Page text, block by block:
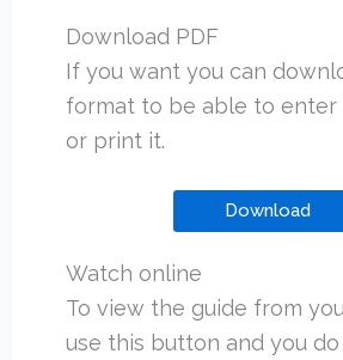
Download PDF
If you want you can
format to be able to enter
or print it.
Download
Watch online
To view the guide from
use this button and you